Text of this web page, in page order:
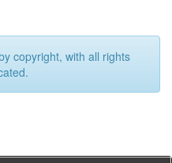
copyright, with all rights